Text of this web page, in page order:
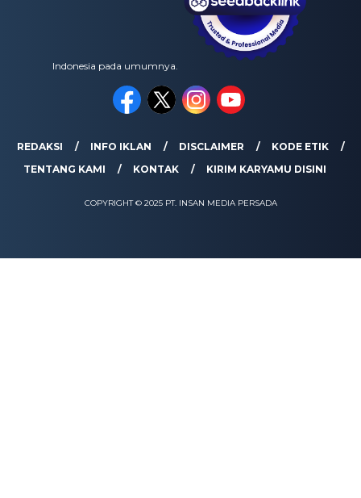
Indonesia pada umumnya.
REDAKSI INFO IKLAN DISCLAIMER
KODE ETIK
TENTANG KAMI
KONTAK KIRIM KARYAMU DISINI
COPYRIGHT © 2025 PT. INSAN MEDIA PERSADA